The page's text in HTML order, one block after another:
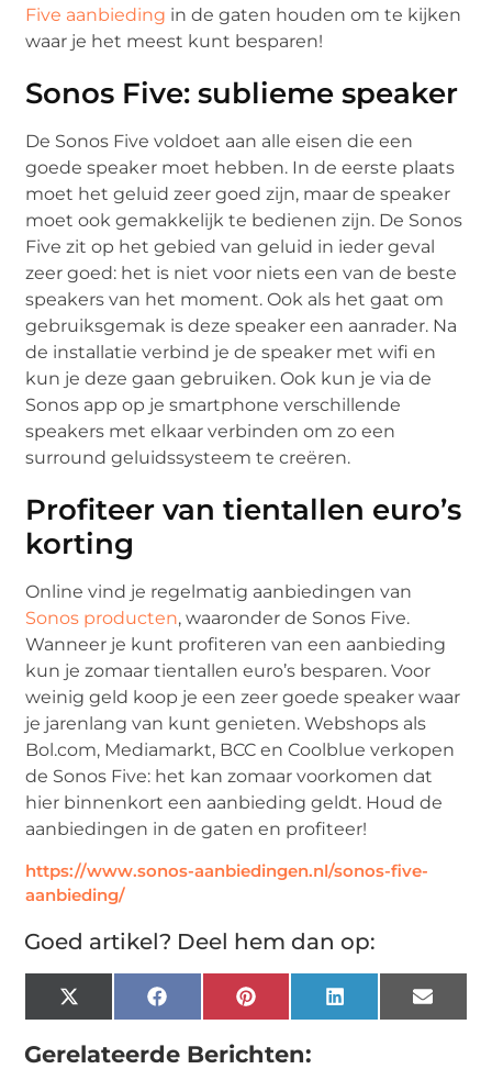
Five aanbieding in de gaten houden om te kijken
waar je het meest kunt besparen!
Sonos Five: sublieme speaker
De Sonos Five voldoet aan alle eisen die een
goede speaker moet hebben. In de eerste plaats
moet het geluid zeer goed zijn, maar de speaker
moet ook gemakkelijk te bedienen zijn. De Sonos
Five zit op het gebied van geluid in ieder geval
zeer goed: het is niet voor niets een van de beste
speakers van het moment. Ook als het gaat om
gebruiksgemak is deze speaker een aanrader. Na
de installatie verbind je de speaker met wifi en
kun je deze gaan gebruiken. Ook kun je via de
Sonos app op je smartphone verschillende
speakers met elkaar verbinden om zo een
surround geluidssysteem te creëren.
Profiteer van tientallen euro’s
korting
Online vind je regelmatig aanbiedingen van
Sonos producten, waaronder de Sonos Five.
Wanneer je kunt profiteren van een aanbieding
kun je zomaar tientallen euro’s besparen. Voor
weinig geld koop je een zeer goede speaker waar
je jarenlang van kunt genieten. Webshops als
Bol.com, Mediamarkt, BCC en Coolblue verkopen
de Sonos Five: het kan zomaar voorkomen dat
hier binnenkort een aanbieding geldt. Houd de
aanbiedingen in de gaten en profiteer!
https://www.sonos-aanbiedingen.nl/sonos-five-
aanbieding/
Goed artikel? Deel hem dan op:
X
(Twitter)
FacebookPinterest LinkedIn Email
Gerelateerde Berichten: